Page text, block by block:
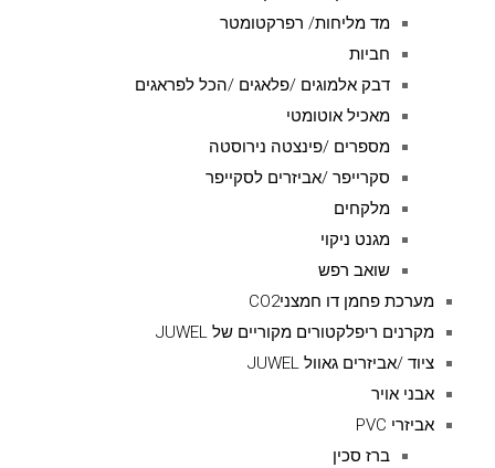
מד מליחות/ רפרקטומטר
חביות
דבק אלמוגים /פלאגים /הכל לפראגים
מאכיל אוטומטי
מספרים /פינצטה נירוסטה
סקרייפר /אביזרים לסקייפר
מלקחים
מגנט ניקוי
שואב רפש
מערכת פחמן דו חמצניCO2
מקרנים ריפלקטורים מקוריים של JUWEL
ציוד /אביזרים גאוול JUWEL
אבני אויר
אביזרי PVC
ברז סכין